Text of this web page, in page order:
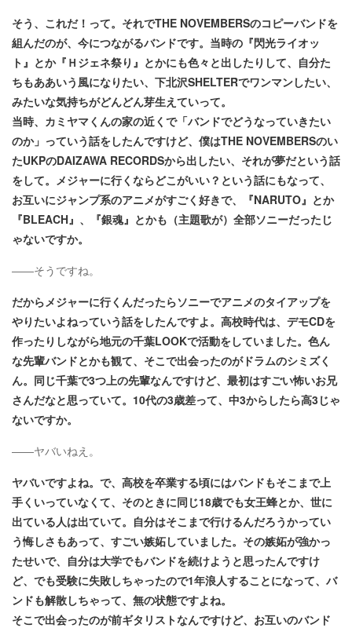
そう、これだ！って。それでTHE NOVEMBERSのコピーバンドを
組んだのが、今につながるバンドです。当時の『閃光ライオッ
ト』とか『Ｈジェネ祭り』とかにも色々と出したりして、自分た
ちもああいう風になりたい、下北沢SHELTERでワンマンしたい、
みたいな気持ちがどんどん芽生えていって。
当時、カミヤマくんの家の近くで「バンドでどうなっていきたい
のか」っていう話をしたんですけど、僕はTHE NOVEMBERSのい
たUKPのDAIZAWA RECORDSから出したい、それが夢だという話
をして。メジャーに行くならどこがいい？という話にもなって、
お互いにジャンプ系のアニメがすごく好きで、『NARUTO』とか
『BLEACH』、『銀魂』とかも（主題歌が）全部ソニーだったじ
ゃないですか。
――そうですね。
だからメジャーに行くんだったらソニーでアニメのタイアップを
やりたいよねっていう話をしたんですよ。高校時代は、デモCDを
作ったりしながら地元の千葉LOOKで活動をしていました。色ん
な先輩バンドとかも観て、そこで出会ったのがドラムのシミズく
ん。同じ千葉で3つ上の先輩なんですけど、最初はすごい怖いお兄
さんだなと思っていて。10代の3歳差って、中3からしたら高3じゃ
ないですか。
――ヤバいねえ。
ヤバいですよね。で、高校を卒業する頃にはバンドもそこまで上
手くいっていなくて、そのときに同じ18歳でも女王蜂とか、世に
出ている人は出ていて。自分はそこまで行けるんだろうかってい
う悔しさもあって、すごい嫉妬していました。その嫉妬が強かっ
たせいで、自分は大学でもバンドを続けようと思ったんですけ
ど、でも受験に失敗しちゃったので1年浪人することになって、バ
ンドも解散しちゃって、無の状態ですよね。
そこで出会ったのが前ギタリストなんですけど、お互いのバンド